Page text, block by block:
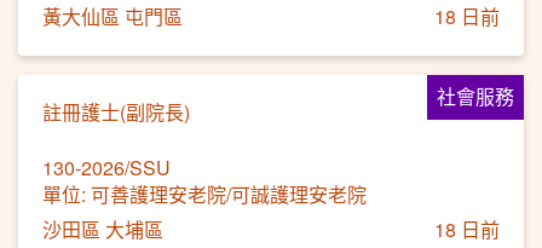
黃大仙區 屯門區
18 日前
社會服務
註冊護士(副院長)
130-2026/SSU
單位: 可善護理安老院/可誠護理安老院
沙田區 大埔區
18 日前